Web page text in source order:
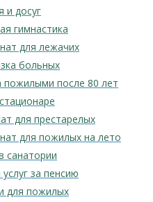
и досуг
гимнастика
для лежачих
больных
пожилыми после 80 лет
для престарелых
для пожилых на лето
санатории
за пенсию
для пожилых